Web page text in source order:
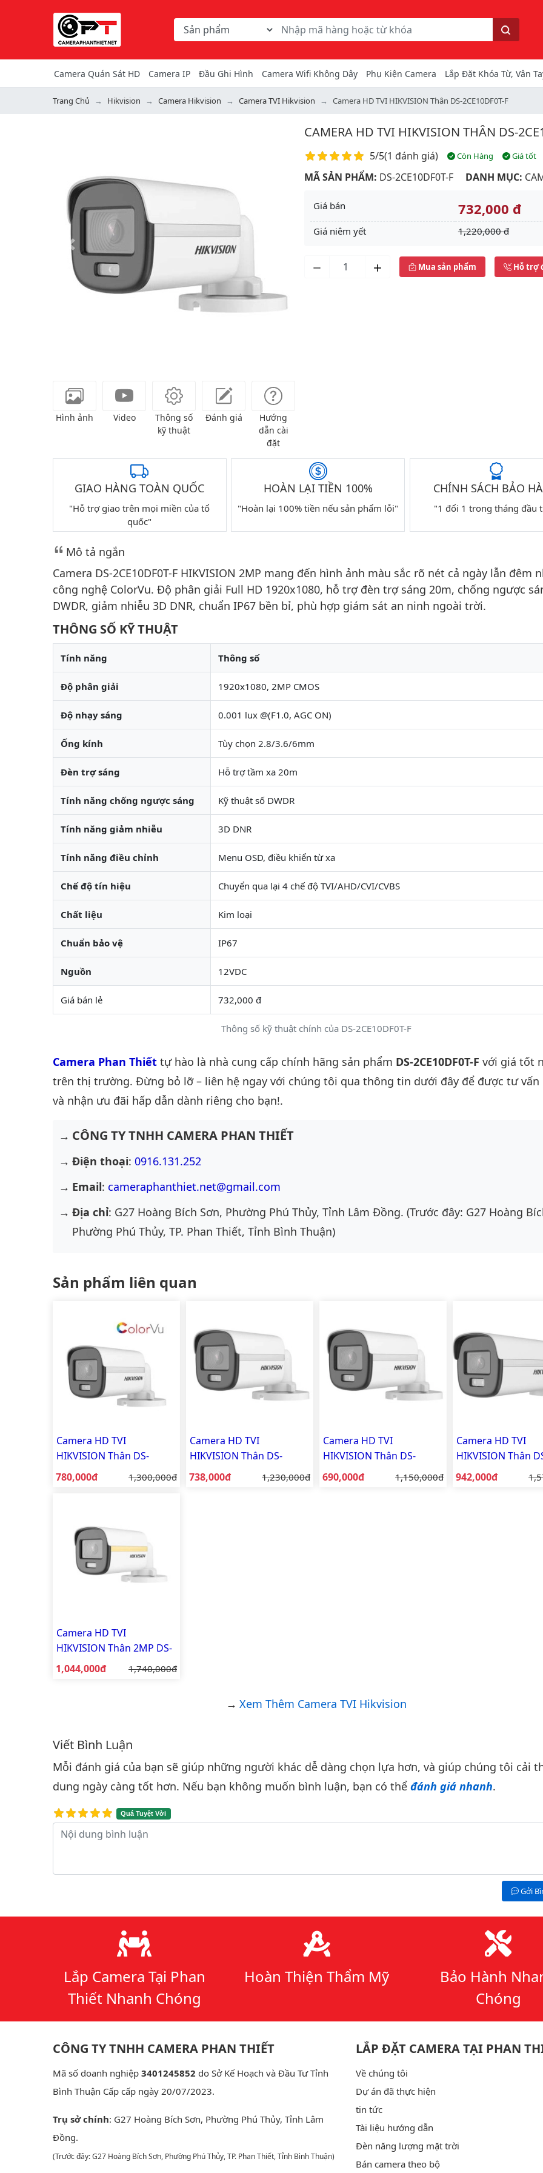
Chọn danh mục tìm kiếm
Từ khóa hoặc mã hàng
Tìm kiếm
Camera Quán Sát HD Camera IP Đầu Ghi Hình Camera Wifi Không Dây Phụ Kiện Camera Lắp Đặt Khóa Từ, Vân
Trang Chủ Hikvision Camera Hikvision Camera TVI Hikvision Camera HD TVI HIKVISION Thân DS-2CE10DF0T-F
Previous
Hình ảnh Video
Thông số
kỹ thuật
Đánh giá
Hướng
dẫn cài
đặt
CAMERA HD TVI HIKVISION THÂN DS-
Điểm đánh giá
5/5(1 đánh giá) Còn Hàng Giá tốt
MÃ SẢN PHẨM: DS-2CE10DF0T-F DANH MỤC:
Giá bán 732,000 đ
Giá niêm yết 1,220,000 đ
Mua sản phẩm Hỗ trợ
GIAO HÀNG TOÀN QUỐC
"Hỗ trợ giao trên mọi miền của tổ
quốc"
HOÀN LẠI TIỀN 100%
"Hoàn lại 100% tiền nếu sản phẩm lỗi"
CHÍNH SÁCH BẢO
"1 đổi 1 trong tháng đầu
Mô tả ngắn
Camera DS-2CE10DF0T-F HIKVISION 2MP mang đến hình ảnh màu sắc rõ nét cả ngày lẫn đêm
công nghệ ColorVu. Độ phân giải Full HD 1920x1080, hỗ trợ đèn trợ sáng 20m, chống ngược
DWDR, giảm nhiễu 3D DNR, chuẩn IP67 bền bỉ, phù hợp giám sát an ninh ngoài trời.
THÔNG SỐ KỸ THUẬT
Thông số kỹ thuật chính của DS-2CE10DF0T-F
Tính năng Thông số
Độ phân giải 1920x1080, 2MP CMOS
Độ nhạy sáng 0.001 lux @(F1.0, AGC ON)
Ống kính Tùy chọn 2.8/3.6/6mm
Đèn trợ sáng Hỗ trợ tầm xa 20m
Tính năng chống ngược sáng Kỹ thuật số DWDR
Tính năng giảm nhiễu 3D DNR
Tính năng điều chỉnh Menu OSD, điều khiển từ xa
Chế độ tín hiệu Chuyển qua lại 4 chế độ TVI/AHD/CVI/CVBS
Chất liệu Kim loại
Chuẩn bảo vệ IP67
Nguồn 12VDC
Giá bán lẻ 732,000 đ
Camera Phan Thiết tự hào là nhà cung cấp chính hãng sản phẩm DS-2CE10DF0T-F với giá tốt
trên thị trường. Đừng bỏ lỡ – liên hệ ngay với chúng tôi qua thông tin dưới đây để được tư vấn
và nhận ưu đãi hấp dẫn dành riêng cho bạn!.
CÔNG TY TNHH CAMERA PHAN THIẾT
Điện thoại: 0916.131.252
Email: cameraphanthiet.net@gmail.com
Địa chỉ: G27 Hoàng Bích Sơn, Phường Phú Thủy, Tỉnh Lâm Đồng. (Trước đây: G27 Hoàng
Phường Phú Thủy, TP. Phan Thiết, Tỉnh Bình Thuận)
Sản phẩm liên quan
Camera HD TVI
HIKVISION Thân DS-
2CE10DF0T-FS
Giá bán:
780,000đ Giá gốc:
1,300,000đ
Camera HD TVI
HIKVISION Thân DS-
2CE10DF0T-PFS
Giá bán:
738,000đ Giá gốc:
1,230,000đ
Camera HD TVI
HIKVISION Thân DS-
2CE10DF0T-PF
Giá bán:
690,000đ Giá gốc:
1,150,000đ
Camera HD TVI
HIKVISION Thân
2CE12DF0T-F
Giá bán:
942,000đ
Camera HD TVI
HIKVISION Thân 2MP DS-
2CE10DF3T-F
Giá bán:
1,044,000đ Giá gốc:
1,740,000đ
Xem Thêm Camera TVI Hikvision
Bình luận & Đánh giá
Viết Bình Luận
Mỗi đánh giá của bạn sẽ giúp những người khác dễ dàng chọn lựa hơn, và giúp chúng tôi cải
dung ngày càng tốt hơn. Nếu bạn không muốn bình luận, bạn có thể đánh giá nhanh.
Quá Tuyệt Vời
Nội dung bình luận
Gởi
Lý do chọn chúng tôi
Lắp Camera Tại Phan
Thiết Nhanh Chóng
Hoàn Thiện Thẩm Mỹ
Bảo Hành
Chóng
CÔNG TY TNHH CAMERA PHAN THIẾT
Mã số doanh nghiệp 3401245852 do Sở Kế Hoạch và Đầu Tư Tỉnh
Bình Thuận Cấp cấp ngày 20/07/2023.
Trụ sở chính: G27 Hoàng Bích Sơn, Phường Phú Thủy, Tỉnh Lâm
Đồng.
(Trước đây: G27 Hoàng Bích Sơn, Phường Phú Thủy, TP. Phan Thiết, Tỉnh Bình Thuận)
LẮP ĐẶT CAMERA TẠI PHAN
Về chúng tôi
Dự án đã thực hiện
tin tức
Tài liệu hướng dẫn
Đèn năng lượng mặt trời
Bán camera theo bộ